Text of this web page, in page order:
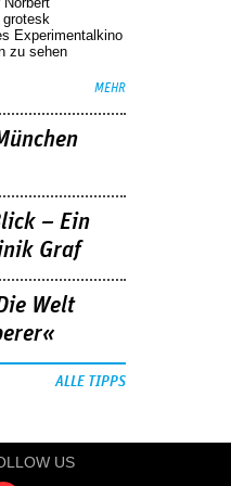
Experimentalkino
zu sehen
MEHR
– Ein
Graf
Welt
ALLE TIPPS
US